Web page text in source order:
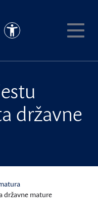
Pristupačnost
državne
državne mature